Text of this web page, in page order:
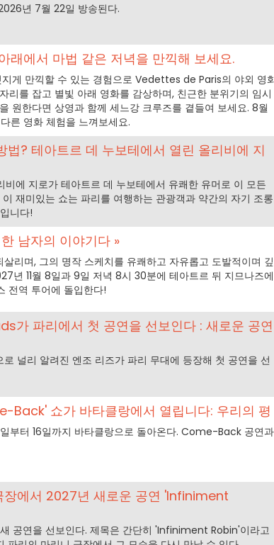
년 7월 22일 방송된다.
래에서 마법 같은 저녁을 만끽해 보세요.
게 만끽할 수 있는 경험으로 Vedettes de Paris의 야외 영
리를 잡고 별빛 아래 영화를 감상하며, 친근한 분위기의 임시
원한다면 상영과 함께 세느강 크루즈를 곁들여 보세요. 8월
른 영화 체험을 느껴보세요.
법? 테아트르 데 누보테에서 열린 올리비에 지
에 지로가 테아트르 데 누보테에서 유쾌한 유머로 이 모든
재미있는 쇼는 파리를 여행하는 관광객과 약간의 자기 조롱
니다!
남자의 이야기다 »
리며, 그의 명작 스케치를 유쾌하고 자유롭고 도발적이며 깊
년 11월 8일과 9일 저녁 8시 30분에 테아트르 뒤 지므나즈에
전역 투어에 돌입한다!
가 파리에서 첫 공연을 선보인다 : 새로운 공연
널리 알려진 엔조 리즈가 파리 무대에 등장해 첫 공연을 선
Back' 쇼가 바타클랑에서 열립니다: 우리의 평
부터 16일까지 바타클랑으로 돌아온다. Come-Back 공연과
장에서 2027년 새로운 공연 'Infiniment
공연을 선보인다. 제목은 간단히 'Infiniment Robin'이라고